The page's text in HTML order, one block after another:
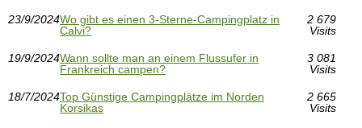
23/9/2024Wo gibt es einen 3-Sterne-Campingplatz in
Calvi?
2 679
Visits
19/9/2024Wann sollte man an einem Flussufer in
Frankreich campen?
3 081
Visits
18/7/2024Top Günstige Campingplätze im Norden
Korsikas
2 665
Visits